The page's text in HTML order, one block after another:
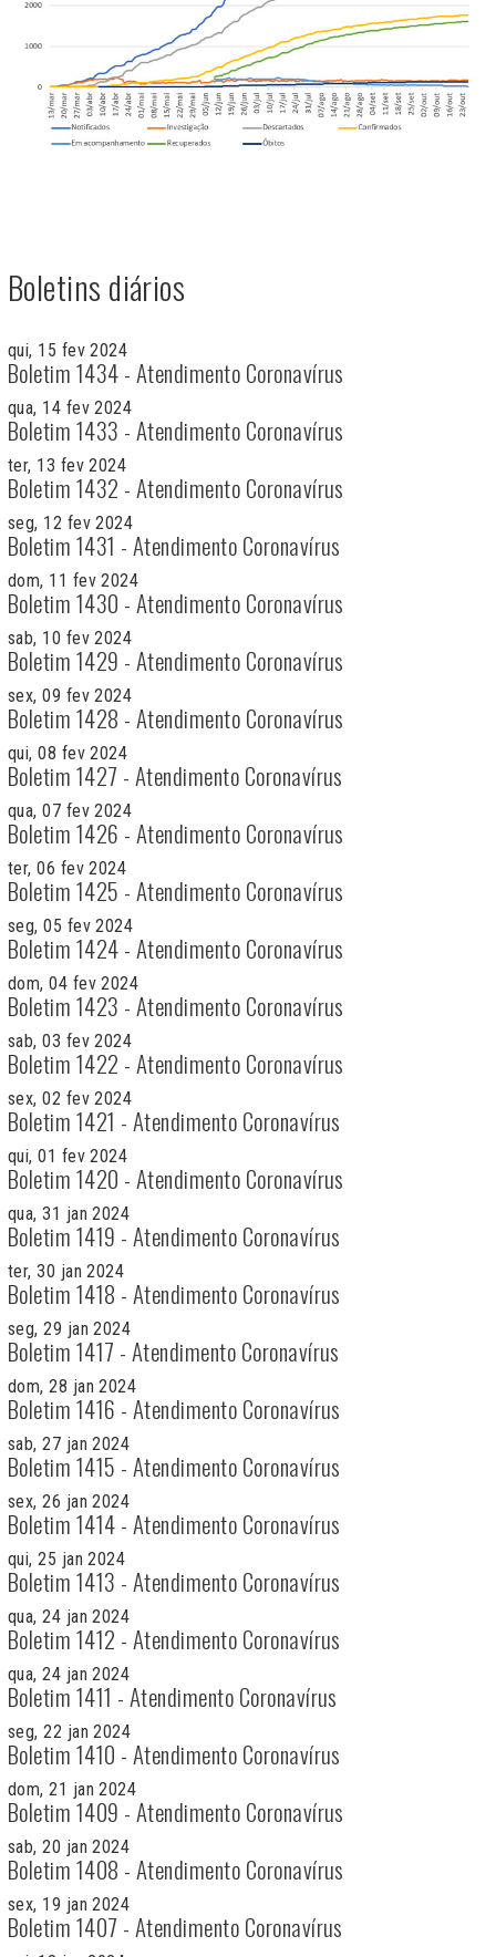
Boletins diários
qui, 15 fev 2024
Boletim 1434 - Atendimento Coronavírus
qua, 14 fev 2024
Boletim 1433 - Atendimento Coronavírus
ter, 13 fev 2024
Boletim 1432 - Atendimento Coronavírus
seg, 12 fev 2024
Boletim 1431 - Atendimento Coronavírus
dom, 11 fev 2024
Boletim 1430 - Atendimento Coronavírus
sab, 10 fev 2024
Boletim 1429 - Atendimento Coronavírus
sex, 09 fev 2024
Boletim 1428 - Atendimento Coronavírus
qui, 08 fev 2024
Boletim 1427 - Atendimento Coronavírus
qua, 07 fev 2024
Boletim 1426 - Atendimento Coronavírus
ter, 06 fev 2024
Boletim 1425 - Atendimento Coronavírus
seg, 05 fev 2024
Boletim 1424 - Atendimento Coronavírus
dom, 04 fev 2024
Boletim 1423 - Atendimento Coronavírus
sab, 03 fev 2024
Boletim 1422 - Atendimento Coronavírus
sex, 02 fev 2024
Boletim 1421 - Atendimento Coronavírus
qui, 01 fev 2024
Boletim 1420 - Atendimento Coronavírus
qua, 31 jan 2024
Boletim 1419 - Atendimento Coronavírus
ter, 30 jan 2024
Boletim 1418 - Atendimento Coronavírus
seg, 29 jan 2024
Boletim 1417 - Atendimento Coronavírus
dom, 28 jan 2024
Boletim 1416 - Atendimento Coronavírus
sab, 27 jan 2024
Boletim 1415 - Atendimento Coronavírus
sex, 26 jan 2024
Boletim 1414 - Atendimento Coronavírus
qui, 25 jan 2024
Boletim 1413 - Atendimento Coronavírus
qua, 24 jan 2024
Boletim 1412 - Atendimento Coronavírus
qua, 24 jan 2024
Boletim 1411 - Atendimento Coronavírus
seg, 22 jan 2024
Boletim 1410 - Atendimento Coronavírus
dom, 21 jan 2024
Boletim 1409 - Atendimento Coronavírus
sab, 20 jan 2024
Boletim 1408 - Atendimento Coronavírus
sex, 19 jan 2024
Boletim 1407 - Atendimento Coronavírus